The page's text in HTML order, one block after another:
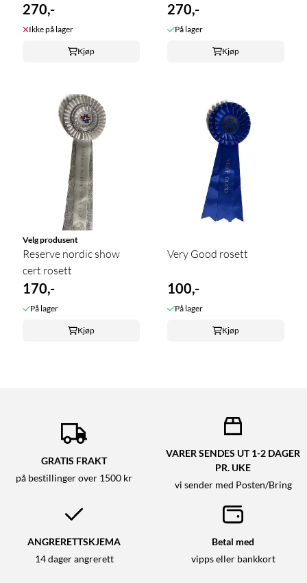
270,-
Ikke på lager
Kjøp
270,-
På lager
Kjøp
Velg produsent
Reserve nordic show
cert rosett
170,-
På lager
Kjøp
Very Good rosett
100,-
På lager
Kjøp
GRATIS FRAKT
på bestillinger over 1500 kr
VARER SENDES UT 1-2 DAGER
PR. UKE
vi sender med Posten/Bring
ANGRERETTSKJEMA
14 dager angrerett
Betal med
vipps eller bankkort